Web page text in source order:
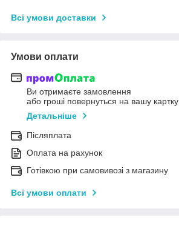
Всі умови доставки
Умови оплати
Ви отримаєте замовлення
або гроші повернуться на вашу картку
Детальніше
Післяплата
Оплата на рахунок
Готівкою при самовивозі з магазину
Всі умови оплати